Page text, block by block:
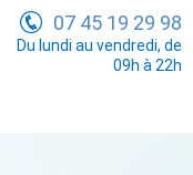
07 45 19 29 98
Du lundi au vendredi, de
09h à 22h